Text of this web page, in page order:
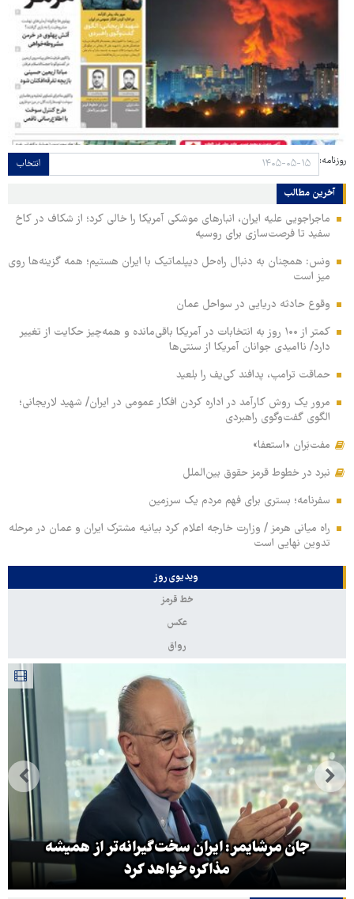
روزنامه: انتخاب
آخرین مطالب
ماجراجویی علیه ایران، انبارهای موشکی آمریکا را خالی کرد؛ از شکاف در کاخ
سفید تا فرصت‌سازی برای روسیه
ونس: همچنان به دنبال راه‌حل دیپلماتیک با ایران هستیم؛ همه گزینه‌ها روی
میز است
وقوع حادثه دریایی در سواحل عمان
کمتر از ۱۰۰ روز به انتخابات در آمریکا باقی‌مانده و همه‌چیز حکایت از تغییر
دارد/ ناامیدی جوانان آمریکا از سنتی‌ها
حماقت ترامپ، پدافند کی‌یف را بلعید
مرور یک روش کارآمد در اداره کردن افکار عمومی در ایران/ شهید لاریجانی؛
الگوی گفت‌وگوی راهبردی
مفت‌بَران «استعفا»
نبرد در خطوط قرمز حقوق بین‌الملل
سفرنامه؛ بستری برای فهم مردم یک سرزمین
راه میانی هرمز / وزارت خارجه اعلام کرد بیانیه مشترک ایران و عمان در مرحله
تدوین نهایی است
ویدیوی روز
خط قرمز
عکس
رواق
جان مرشایمر: ایران سخت‌گیرانه‌تر از همیشه
مذاکره خواهد کرد